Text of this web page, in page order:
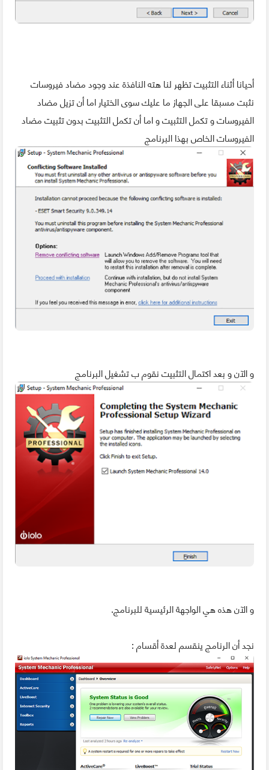
أحيانا أثناء التثبيت تظهر لنا هته النافذة عند وجود مضاد فيروسات
نثبت مسبقا على الجهاز ما عليك سوى الختيار اما أن تزيل مضاد
الفيروسات و تكمل التثبيت و اما أن تكمل التثبيت بدون تثبيت مضاد
الفيروسات الخاص بهذا البرنامج
و الآن و بعد اكتمال التثبيت نقوم ب تشغيل البرنامج
و الآن هذه هي الواجهة الرئيسية للبرنامج.
نجد أن الرنامج ينقسم لعدة أقسام :